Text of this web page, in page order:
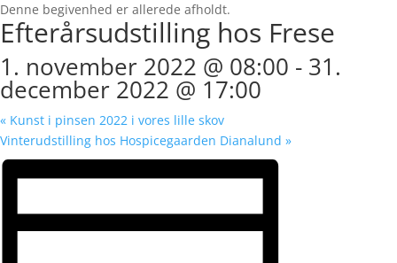
Denne begivenhed er allerede afholdt.
Efterårsudstilling hos Frese
1. november 2022 @ 08:00 - 31.
december 2022 @ 17:00
« Kunst i pinsen 2022 i vores lille skov
Vinterudstilling hos Hospicegaarden Dianalund »